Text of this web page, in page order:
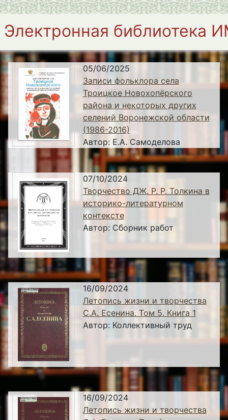
Электронная библиотека
05/06/2025
Записи фольклора села
Троицкое Новохопёрского
района и некоторых других
селений Воронежской области
(1986-2016)
Автор: Е.А. Самоделова
07/10/2024
Творчество ДЖ. Р. Р. Толкина в
историко-литературном
контексте
Автор: Сборник работ
16/09/2024
Летопись жизни и творчества
С.А. Есенина. Том 5. Книга 1
Автор: Коллективный труд
16/09/2024
Летопись жизни и творчества